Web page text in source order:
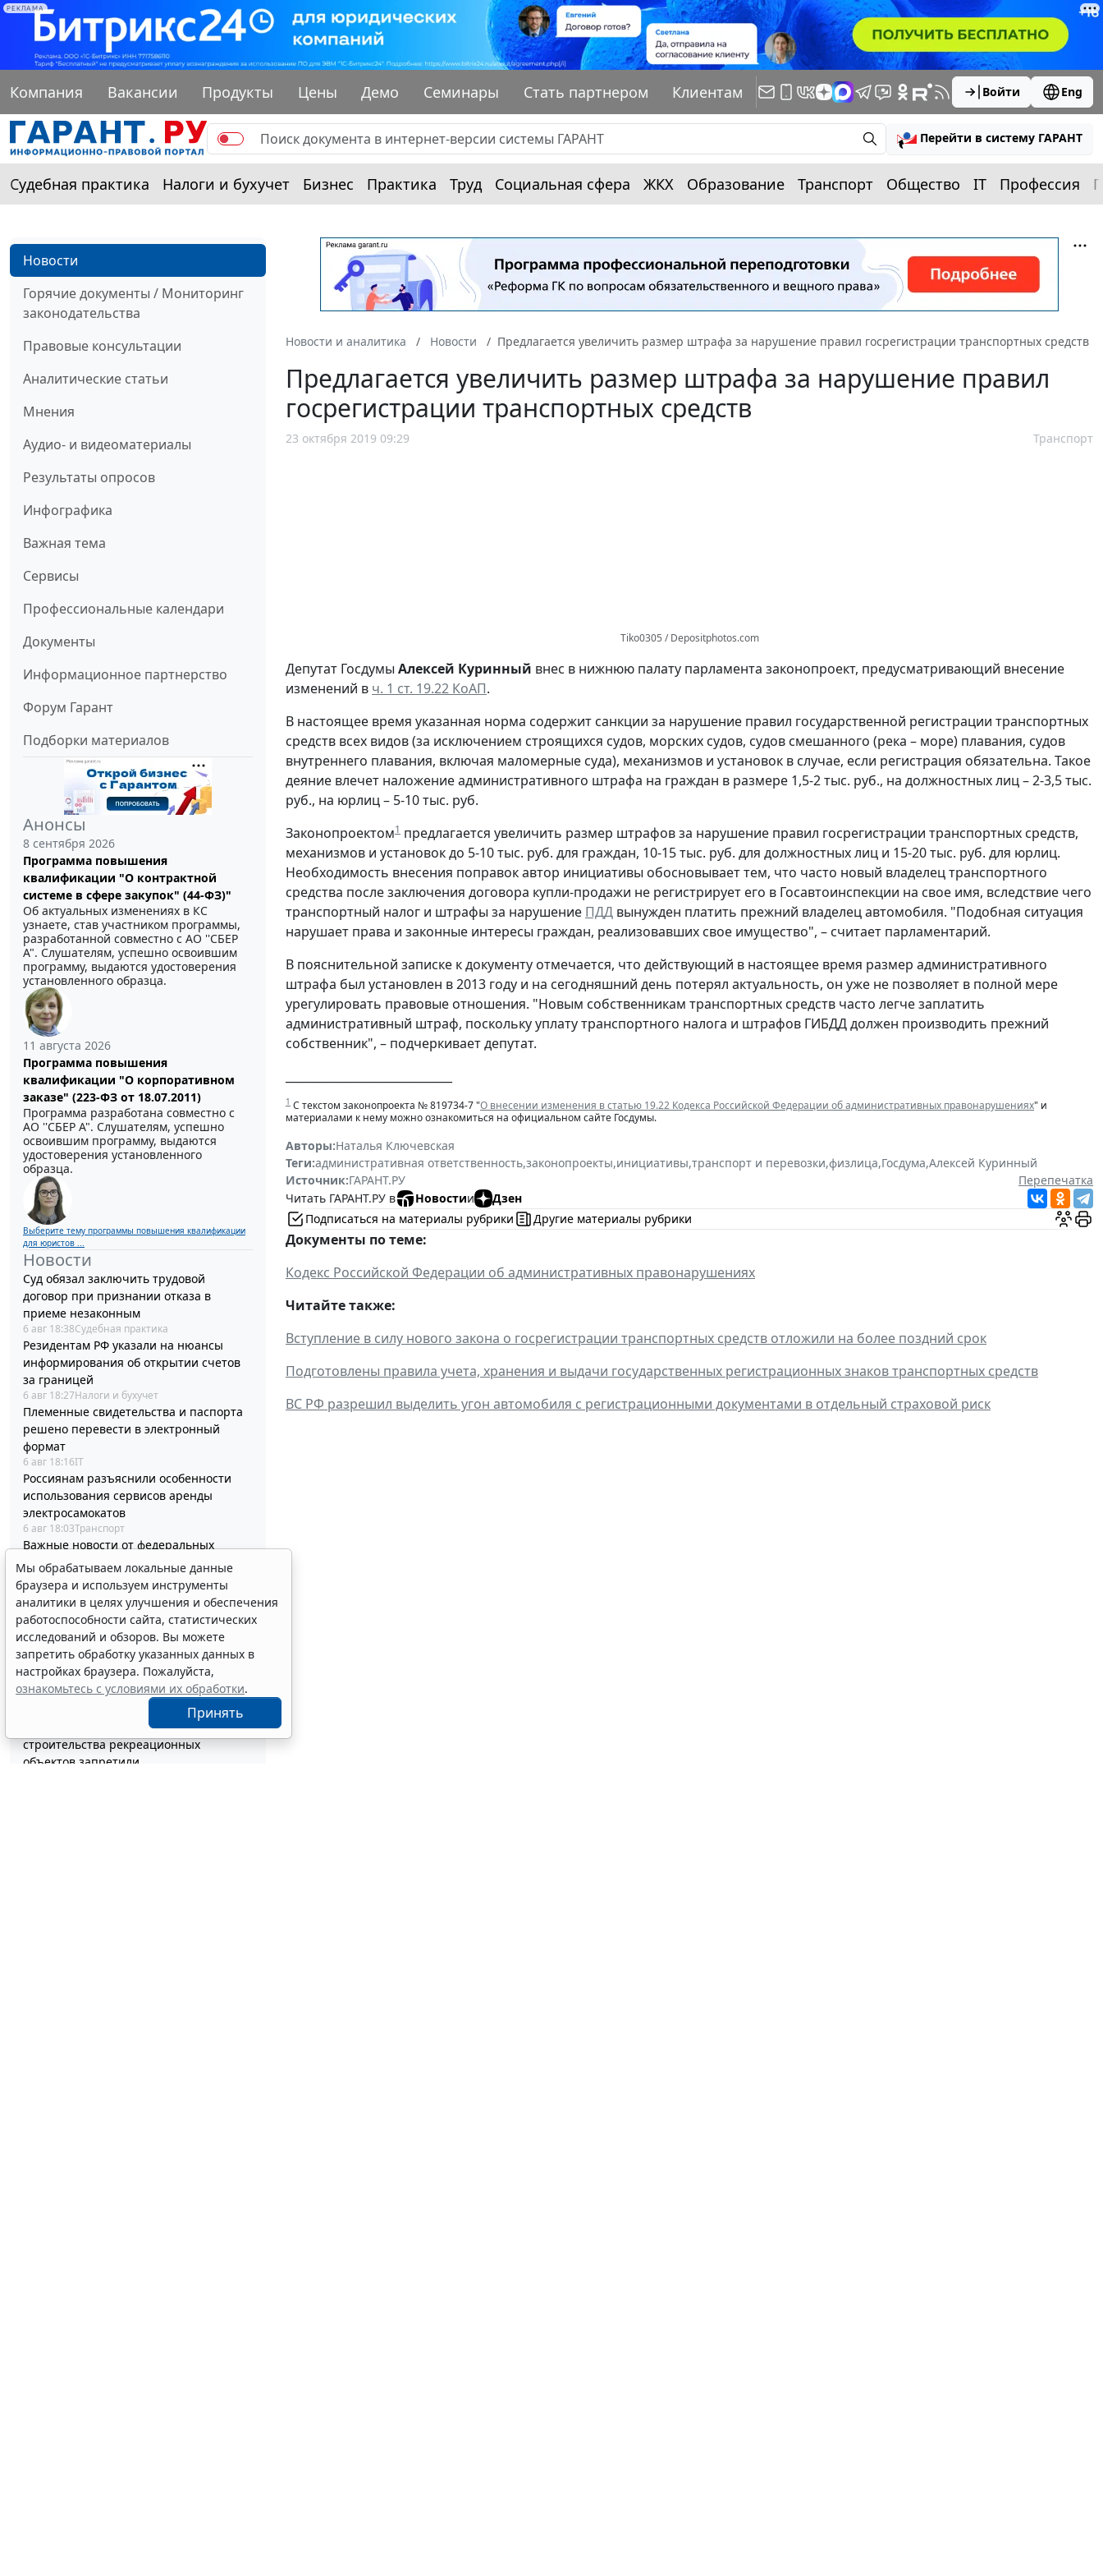
РЕКЛАМА
Компания Вакансии Продукты Цены Демо Семинары Стать партнером Клиентам Войти Eng
Перейти в систему ГАРАНТ
Судебная практика Налоги и бухучет Бизнес Практика Труд Социальная сфера ЖКХ Образование Транспорт Общество IT Профессия
Новости
Горячие документы / Мониторинг
законодательства
Правовые консультации
Аналитические статьи
Мнения
Аудио- и видеоматериалы
Результаты опросов
Инфографика
Важная тема
Сервисы
Профессиональные календари
Документы
Информационное партнерство
Форум Гарант
Подборки материалов
Анонсы
8 сентября 2026
Программа повышения
квалификации "О контрактной
системе в сфере закупок" (44-ФЗ)"
Об актуальных изменениях в КС
узнаете, став участником программы,
разработанной совместно с АО ''СБЕР
А". Слушателям, успешно освоившим
программу, выдаются удостоверения
установленного образца.
11 августа 2026
Программа повышения
квалификации "О корпоративном
заказе" (223-ФЗ от 18.07.2011)
Программа разработана совместно с
АО ''СБЕР А". Слушателям, успешно
освоившим программу, выдаются
удостоверения установленного
образца.
Выберите тему программы повышения квалификации
для юристов ...
Новости
Суд обязал заключить трудовой
договор при признании отказа в
приеме незаконным
6 авг 18:38Судебная практика
Резидентам РФ указали на нюансы
информирования об открытии счетов
за границей
6 авг 18:27Налоги и бухучет
Племенные свидетельства и паспорта
решено перевести в электронный
формат
6 авг 18:16IT
Россиянам разъяснили особенности
использования сервисов аренды
электросамокатов
6 авг 18:03Транспорт
Важные новости от федеральных
органов власти в третьей декаде июля
6 авг 17:46
Депутаты Госдумы инициировали
ужесточение миграционного учета в
регионах
6 авг 17:20Общество
Минздрав России обновил стандарт
медпомощи при преждевременном
половом развитии
Выборочные рубки леса для
строительства рекреационных
объектов запретили
Новости и аналитика Новости Предлагается увеличить размер штрафа за нарушение правил госрегистрации транспортных средств
Предлагается увеличить размер штрафа за нарушение правил
госрегистрации транспортных средств
23 октября 2019 09:29 Транспорт
Tiko0305 / Depositphotos.com
Депутат Госдумы Алексей Куринный внес в нижнюю палату парламента законопроект, предусматривающий внесение
изменений в ч. 1 ст. 19.22 КоАП.
В настоящее время указанная норма содержит санкции за нарушение правил государственной регистрации транспортных
средств всех видов (за исключением строящихся судов, морских судов, судов смешанного (река – море) плавания, судов
внутреннего плавания, включая маломерные суда), механизмов и установок в случае, если регистрация обязательна. Такое
деяние влечет наложение административного штрафа на граждан в размере 1,5-2 тыс. руб., на должностных лиц – 2-3,5 тыс.
руб., на юрлиц – 5-10 тыс. руб.
Законопроектом1 предлагается увеличить размер штрафов за нарушение правил госрегистрации транспортных средств,
механизмов и установок до 5-10 тыс. руб. для граждан, 10-15 тыс. руб. для должностных лиц и 15-20 тыс. руб. для юрлиц.
Необходимость внесения поправок автор инициативы обосновывает тем, что часто новый владелец транспортного
средства после заключения договора купли-продажи не регистрирует его в Госавтоинспекции на свое имя, вследствие чего
транспортный налог и штрафы за нарушение ПДД вынужден платить прежний владелец автомобиля. "Подобная ситуация
нарушает права и законные интересы граждан, реализовавших свое имущество", – считает парламентарий.
В пояснительной записке к документу отмечается, что действующий в настоящее время размер административного
штрафа был установлен в 2013 году и на сегодняшний день потерял актуальность, он уже не позволяет в полной мере
урегулировать правовые отношения. "Новым собственникам транспортных средств часто легче заплатить
административный штраф, поскольку уплату транспортного налога и штрафов ГИБДД должен производить прежний
собственник", – подчеркивает депутат.
1 С текстом законопроекта № 819734-7 "О внесении изменения в статью 19.22 Кодекса Российской Федерации об административных правонарушениях" и
материалами к нему можно ознакомиться на официальном сайте Госдумы.
Авторы:Наталья Ключевская
Теги:административная ответственность,законопроекты,инициативы,транспорт и перевозки,физлица,Госдума,Алексей Куринный
Источник:ГАРАНТ.РУ
Перепечатка
Читать ГАРАНТ.РУ в
Новостии
Дзен
Подписаться на материалы рубрики
Другие материалы рубрики
Документы по теме:
Кодекс Российской Федерации об административных правонарушениях
Читайте также:
Вступление в силу нового закона о госрегистрации транспортных средств отложили на более поздний срок
Подготовлены правила учета, хранения и выдачи государственных регистрационных знаков транспортных средств
ВС РФ разрешил выделить угон автомобиля с регистрационными документами в отдельный страховой риск
Мы обрабатываем локальные данные
браузера и используем инструменты
аналитики в целях улучшения и обеспечения
работоспособности сайта, статистических
исследований и обзоров. Вы можете
запретить обработку указанных данных в
настройках браузера. Пожалуйста,
ознакомьтесь с условиями их обработки.
Принять